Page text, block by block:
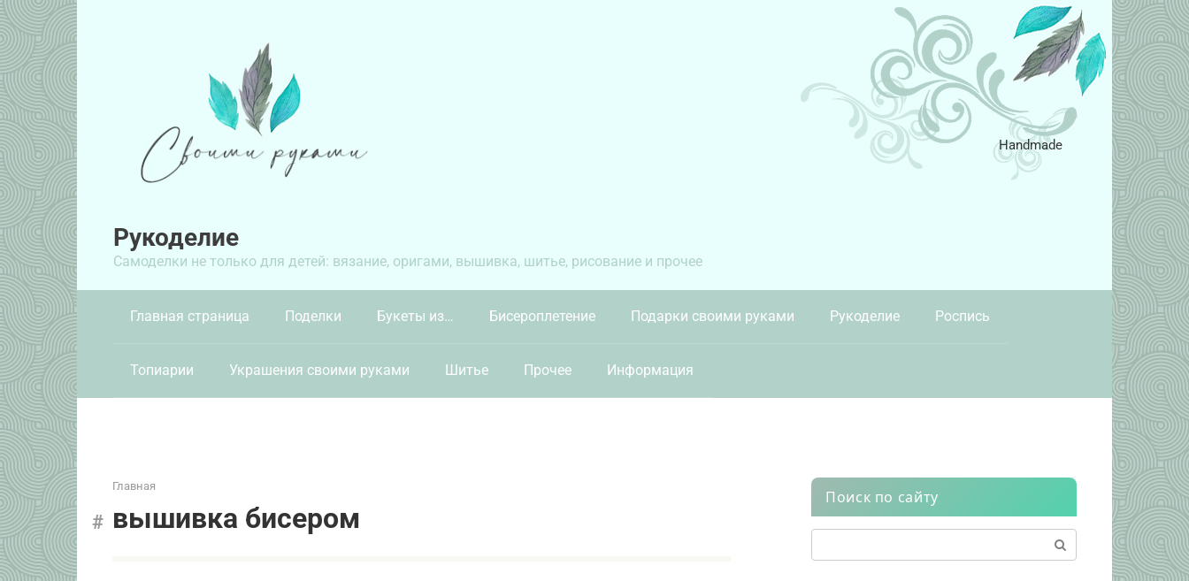
Перейти
к
контенту
Рукоделие
Самоделки не только для детей: вязание, оригами, вышивка, шитье, рисование и прочее
Handmade
Главная страница Поделки Букеты из… Бисероплетение Подарки своими руками Рукоделие Роспись
Топиарии Украшения своими руками Шитье Прочее Информация
Главная
вышивка бисером
Поиск по сайту